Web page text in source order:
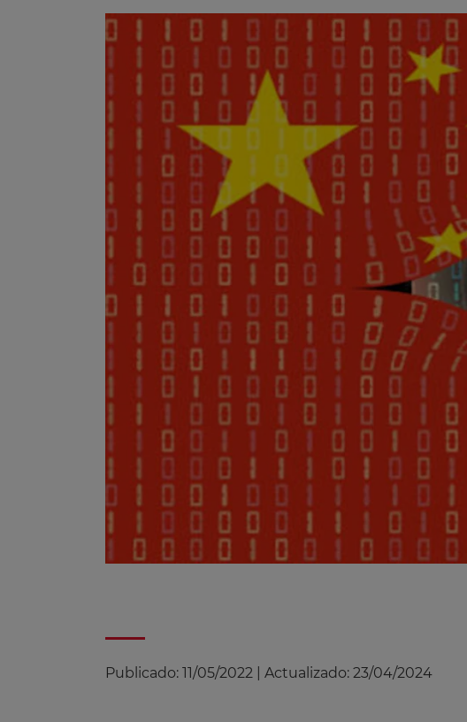
Publicado: 11/05/2022 Actualizado: 23/04/2024